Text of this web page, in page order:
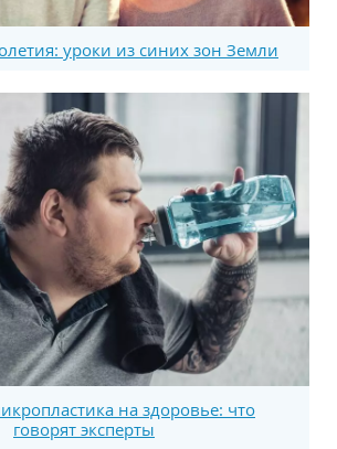
уроки из синих зон Земли
на здоровье: что
говорят эксперты